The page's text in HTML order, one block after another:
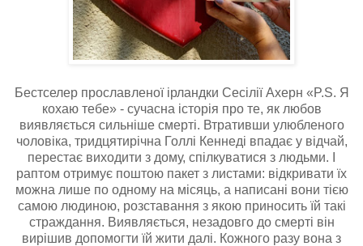
Бестселер прославленої ірландки Сесілії Ахерн «P.S. Я
кохаю тебе» - сучасна історія про те, як любов
виявляється сильніше смерті. Втративши улюбленого
чоловіка, тридцятирічна Голлі Кеннеді впадає у відчай,
перестає виходити з дому, спілкуватися з людьми. І
раптом отримує поштою пакет з листами: відкривати їх
можна лише по одному на місяць, а написані вони тією
самою людиною, розставання з якою приносить їй такі
страждання. Виявляється, незадовго до смерті він
вирішив допомогти їй жити далі. Кожного разу вона з